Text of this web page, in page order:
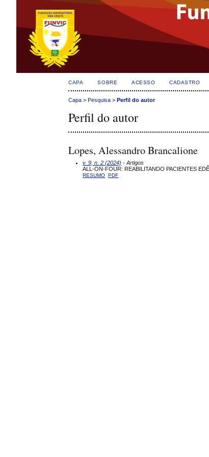
CAPA SOBRE ACESSO CADASTRO
Capa >Pesquisa >Perfil do autor
Perfil do autor
Lopes, Alessandro Brancalione
v. 9, n. 2 (2024) - Artigos
ALL-ON-FOUR: REABILITANDO PACIENTES
RESUMO PDF